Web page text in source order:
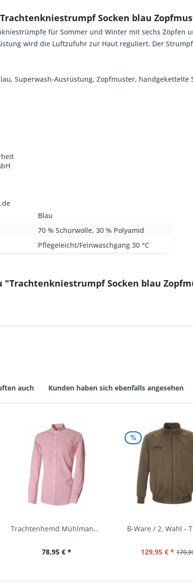
Socken blau
für Sommer und Winter mit sechs Zöpfen
wird die Luftzufuhr zur Haut reguliert. Der
Superwash-Ausrüstung, Zopfmuster, handgekettelte
Blau
70 % Schurwolle, 30 % Polyamid
Pflegeleicht/Feinwaschgang 30 °C
"Trachtenkniestrumpf Socken blau
auch Kunden haben sich ebenfalls angesehen
Trachtenhemd Mühlmann mittelrot rot Slim Fit...
78,95 € * 129,95 € *